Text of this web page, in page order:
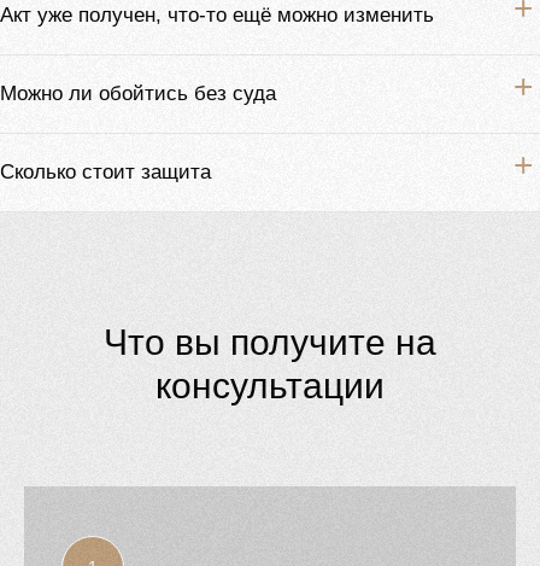
Акт уже получен, что-то ещё можно изменить
Можно ли обойтись без суда
Сколько стоит защита
Что вы получите на
консультации